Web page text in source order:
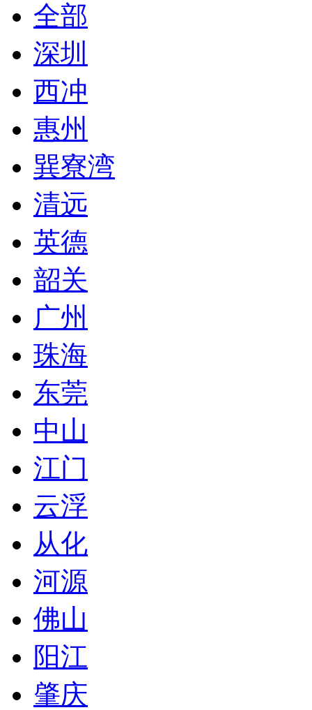
全部
深圳
西冲
惠州
巽寮湾
清远
英德
韶关
广州
珠海
东莞
中山
江门
云浮
从化
河源
佛山
阳江
肇庆